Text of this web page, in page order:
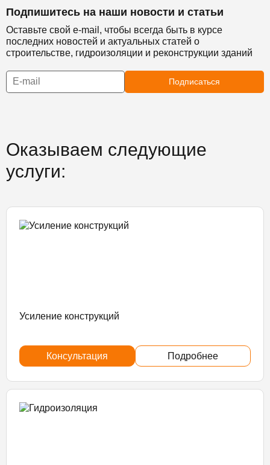
Подпишитесь на наши новости и статьи
Оставьте свой e-mail, чтобы всегда быть в курсе
последних новостей и актуальных статей о
строительстве, гидроизоляции и реконструкции зданий
Подписаться
Оказываем следующие
услуги:
Усиление конструкций
Консультация Подробнее